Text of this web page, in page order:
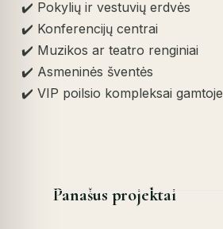
✔️ Pokylių ir vestuvių erdvės
✔️ Konferencijų centrai
✔️ Muzikos ar teatro renginiai
✔️ Asmeninės šventės
✔️ VIP poilsio kompleksai gamtoje
Panašus projektai